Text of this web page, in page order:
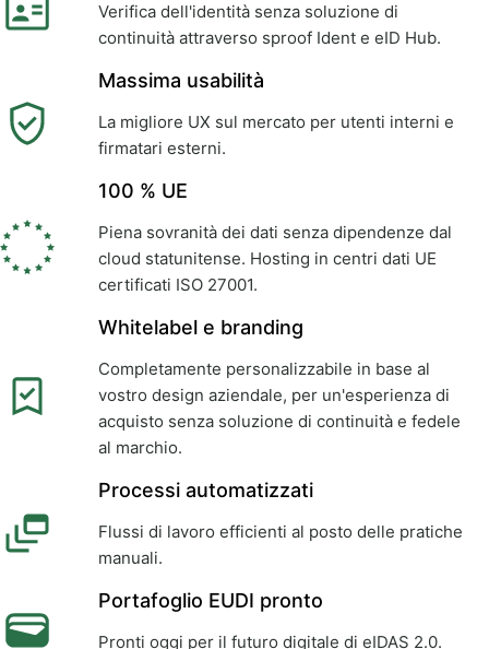
Verifica dell'identità senza soluzione di
continuità attraverso sproof Ident e eID Hub.
Massima usabilità
La migliore UX sul mercato per utenti interni e
firmatari esterni.
100 % UE
Piena sovranità dei dati senza dipendenze dal
cloud statunitense. Hosting in centri dati UE
certificati ISO 27001.
Whitelabel e branding
Completamente personalizzabile in base al
vostro design aziendale, per un'esperienza di
acquisto senza soluzione di continuità e fedele
al marchio.
Processi automatizzati
Flussi di lavoro efficienti al posto delle pratiche
manuali.
Portafoglio EUDI pronto
Pronti oggi per il futuro digitale di eIDAS 2.0.